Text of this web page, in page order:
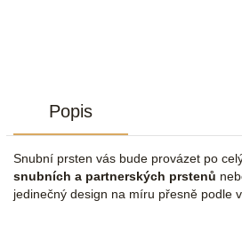
Popis
Snubní prsten vás bude provázet po
snubních a partnerských prstenů
jedinečný design na míru přesně podle